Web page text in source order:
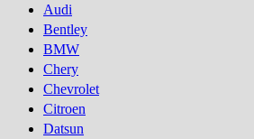
Audi
Bentley
BMW
Chery
Chevrolet
Citroen
Datsun